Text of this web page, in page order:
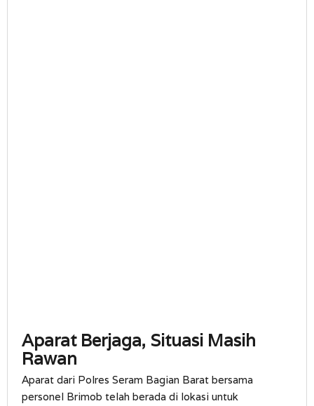
Aparat Berjaga, Situasi Masih
Rawan
Aparat dari Polres Seram Bagian Barat bersama
personel Brimob telah berada di lokasi untuk